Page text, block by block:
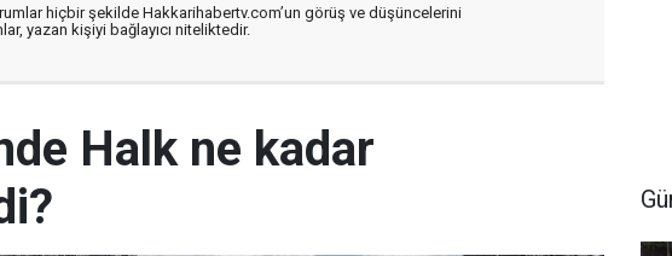
hiçbir şekilde Hakkarihabertv.com’un görüş ve düşüncelerini
yazan kişiyi bağlayıcı niteliktedir.
Halk ne kadar